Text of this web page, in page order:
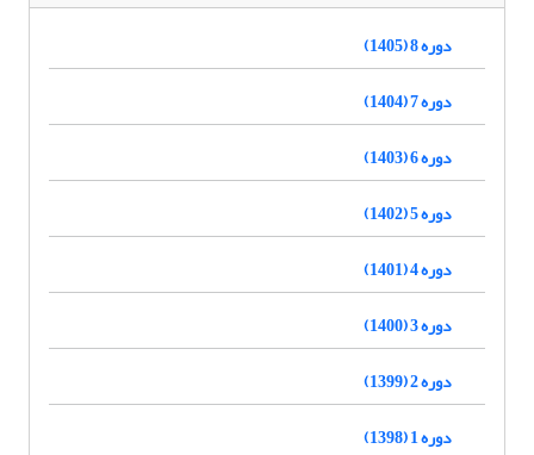
دوره 8 (1405)
دوره 7 (1404)
دوره 6 (1403)
دوره 5 (1402)
دوره 4 (1401)
دوره 3 (1400)
دوره 2 (1399)
دوره 1 (1398)